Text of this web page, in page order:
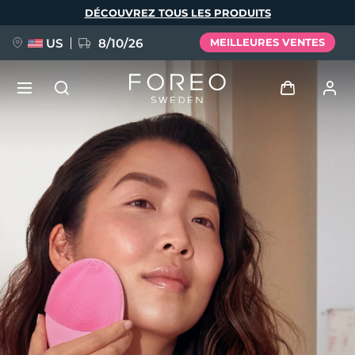
DÉCOUVREZ TOUS LES PRODUITS
US 8/10/26 MEILLEURES VENTES
Profil de l'utilisateur
Mes appareils
Mes commandes
Mes adresses
Mes abonnements
NOUVEAU
FAQ™ Pure Beauty-Tech Elixir
BREAKING NEWS
issa™ Teeth Whitening Set
Langue
English Deutsch
Español
Français
Italiano
Português
Polski
Svenska
Русский
Türkçe
简体中文 繁體中文